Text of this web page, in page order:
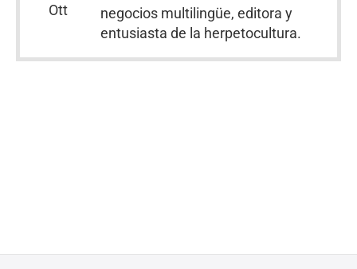
negocios multilingüe, editora y
entusiasta de la herpetocultura.